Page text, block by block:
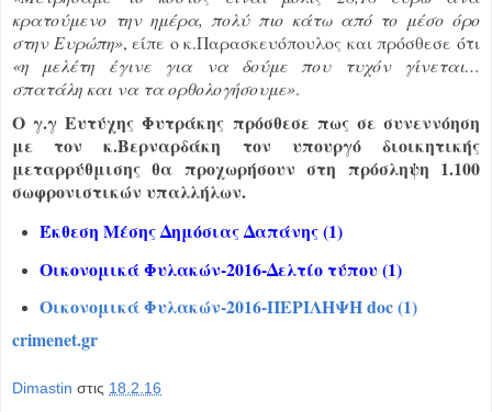
κρατούμενο την ημέρα, πολύ πιο κάτω από το μέσο όρο
στην Ευρώπη», είπε ο κ.Παρασκευόπουλος και πρόσθεσε ότι
«η μελέτη έγινε για να δούμε που τυχόν γίνεται…
σπατάλη και να τα ορθολογήσουμε».
Ο γ.γ Ευτύχης Φυτράκης πρόσθεσε πως σε συνεννόηση
με τον κ.Βερναρδάκη τον υπουργό διοικητικής
μεταρρύθμισης θα προχωρήσουν στη πρόσληψη 1.100
σωφρονιστικών υπαλλήλων.
Έκθεση Μέσης Δημόσιας Δαπάνης (1)
Οικονομικά Φυλακών-2016-Δελτίο τύπου (1)
Οικονομικά Φυλακών-2016-ΠΕΡΙΛΗΨΗ doc (1)
crimenet.gr
Dimastin στις 18.2.16